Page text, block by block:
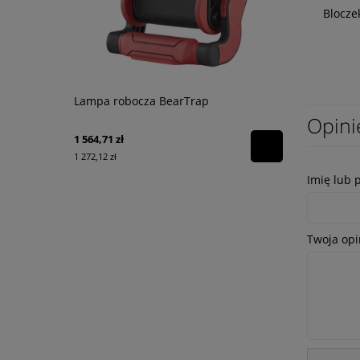
Lampa robocza BearTrap
1 564,71 zł
1 272,12 zł
Poseidon
9 950,00 zł
Imię lub
Twoja